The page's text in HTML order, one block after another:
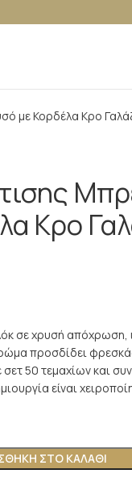
με Κορδέλα Κρο
Κρο
σε χρυσή απόχρωση,
προσδίδει
50 τεμαχίων και
είναι
ΣΤΟ ΚΑΛΆΘΙ